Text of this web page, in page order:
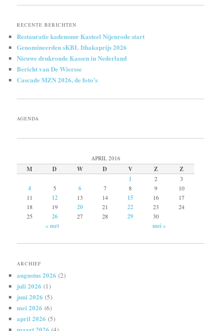
RECENTE BERICHTEN
Restauratie kademuur Kasteel Nijenrode start
Genomineerden sKBL Ithakaprijs 2026
Nieuwe drukronde Kassen in Nederland
Bericht van De Wiersse
Cascade MZN 2026, de foto’s
AGENDA
APRIL 2016
M D W D V Z
Z
1
2 3
4 5 6 7 8 9
10
11
12 13 14 15 16
17
18
19 20 21 22 23
24
25
26 27 28 29 30
« mrt mei »
ARCHIEF
augustus 2026 (2)
juli 2026 (1)
juni 2026 (5)
mei 2026 (6)
april 2026 (5)